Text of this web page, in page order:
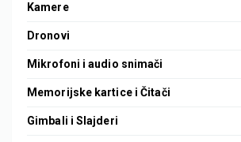
Kamere
Dronovi
Mikrofoni i audio snimači
Memorijske kartice i Čitači
Gimbali i Slajderi